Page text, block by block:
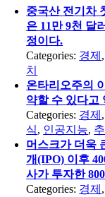
중국산 전기차
은 11만 9천 달
정이다.
Categories: 경제
치
온타리오주의
약할 수 있다고
Categories: 경제
식, 인공지능,
머스크가 더욱
개(IPO) 이후
사가 투자한
Categories: 경제